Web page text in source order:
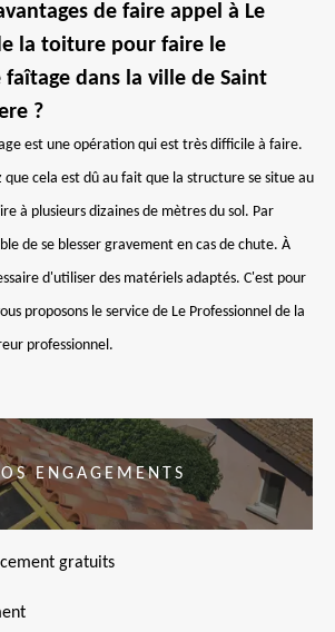
de faire appel à Le
la toiture pour faire le
faîtage dans la ville de Saint
?
est une opération qui est très difficile à faire.
que cela est dû au fait que la structure se situe au
à plusieurs dizaines de mètres du sol. Par
de se blesser gravement en cas de chute. À
d'utiliser des matériels adaptés. C'est pour
proposons le service de Le Professionnel de la
professionnel.
ENGAGEMENTS
gratuits